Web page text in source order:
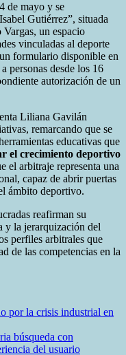
de mayo y se
Gutiérrez”, situada
un espacio
vinculadas al deporte
formulario disponible en
personas desde los 16
autorización de un
Liliana Gavilán
remarcando que se
educativas que
el crecimiento deportivo
el arbitraje representa una
capaz de abrir puertas
ámbito deportivo.
reafirman su
y la jerarquización del
perfiles arbitrales que
de las competencias en la
por la crisis industrial en
búsqueda con
del usuario